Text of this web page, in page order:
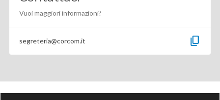
Vuoi maggiori informazioni?
segreteria@corcom.it content_copy